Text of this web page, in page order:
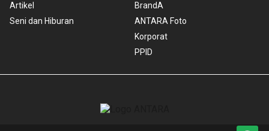
Artikel
Seni dan Hiburan
BrandA
ANTARA Foto
Korporat
PPID